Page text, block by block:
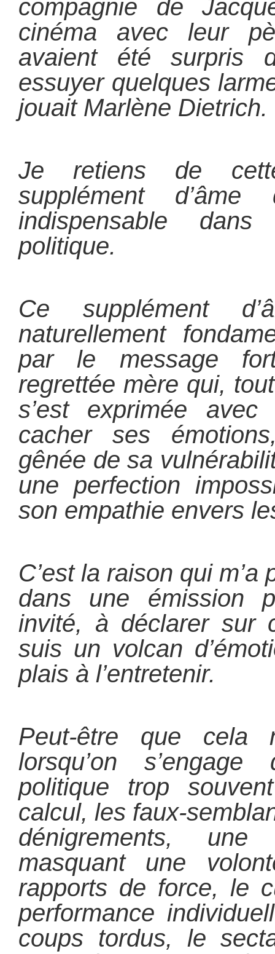
compagnie de
cinéma avec leur
avaient été surpris
essuyer quelques
jouait Marlène Dietrich.
Je retiens de
supplément
indispensable
politique.
Ce supplément
naturellement
par le message
regrettée mère qui,
s’est exprimée avec
cacher ses
gênée de sa
une perfection
son empathie envers
C’est la raison qui
dans une émission
invité, à déclarer sur
suis un volcan
plais à l’entretenir.
Peut-être que cela
lorsqu’on
politique trop
calcul, les faux-
dénigrements,
masquant une
rapports de force, le
performance
coups tordus, le